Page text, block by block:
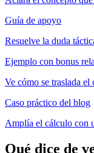
Guía de apoyo
Resuelve la duda
Ejemplo con bonus
Ve cómo se traslada
Caso práctico del blog
Amplía el cálculo con
Qué dice de